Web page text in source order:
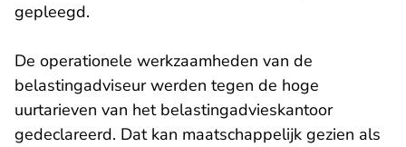
gepleegd.
De operationele werkzaamheden van de
belastingadviseur werden tegen de hoge
uurtarieven van het belastingadvieskantoor
gedeclareerd. Dat kan maatschappelijk gezien als